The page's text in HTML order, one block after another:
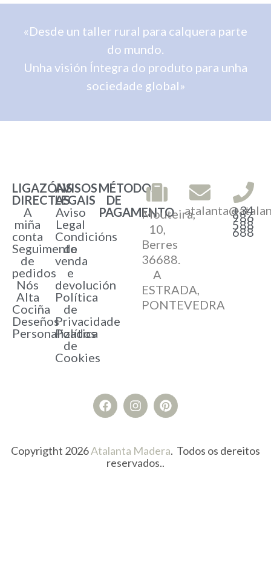
«Desde un taller rural para calquera parte
do mundo.
Unha visión Íntegra do produto para unha
sociedade global»
LIGAZÓNS
DIRECTAS
A
miña
conta
Seguimento
de
pedidos
Nós
Alta
Cociña
Deseños
Personalizados
AVISOS
LEGAIS
Aviso
Legal
Condicións
de
venda
e
devolución
Política
de
Privacidade
Política
de
Cookies
MÉTODOS
DE
PAGAMENTO
Mouteira,
10,
Berres
36688.
A
ESTRADA,
PONTEVEDRA
+34
986
588
688
Copyrigtht 2026Atalanta Madera. Todos os dereitos
reservados..